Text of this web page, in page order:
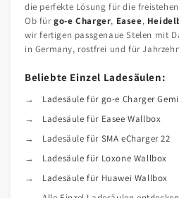
die perfekte Lösung für die
Ob fürgo-e Charger, Easee,
wir fertigen passgenaue Stelen mit
in Germany, rostfrei und für
Beliebte Einzel Ladesäulen:
Ladesäule für go-e Charger
Ladesäule für Easee Wallbox
Ladesäule für SMA eCharger 22
Ladesäule für Loxone Wallbox
Ladesäule für Huawei Wallbox